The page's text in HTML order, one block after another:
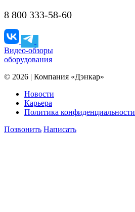
8 800 333-58-60
Видео-обзоры
оборудования
© 2026 | Компания «Дэнкар»
Новости
Карьера
Политика конфиденциальности
Позвонить Написать